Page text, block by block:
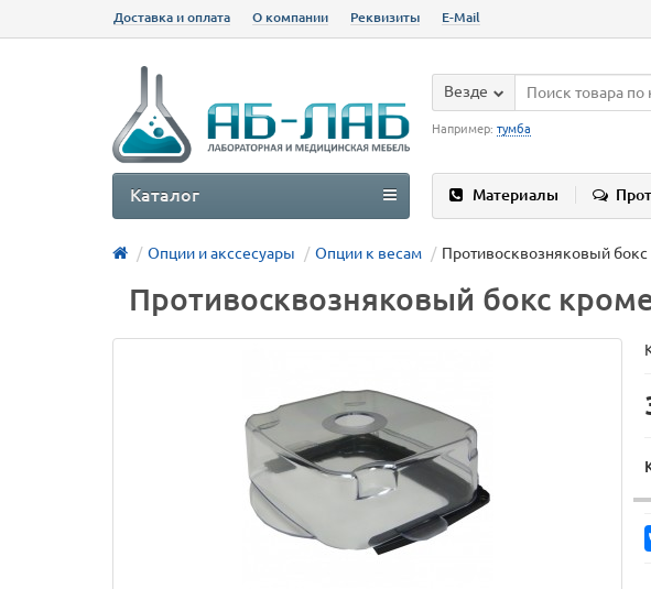
Доставка и оплата О компании Реквизиты E-Mail
Везде
Например: тумба
Материалы
Каталог
Опции и акссесуары Опции к весам Противосквозняковый
Противосквозняковый бокс